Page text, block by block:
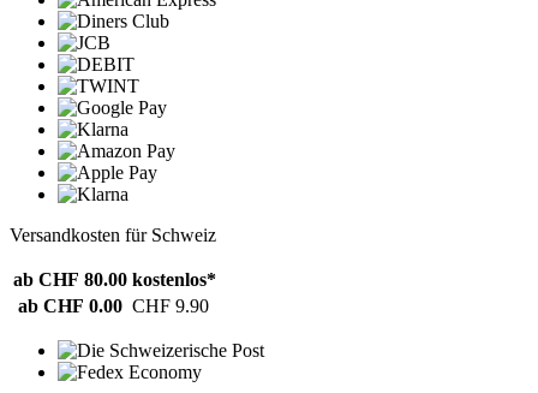
Versandkosten für Schweiz
ab CHF 80.00 kostenlos*
ab CHF 0.00 CHF 9.90